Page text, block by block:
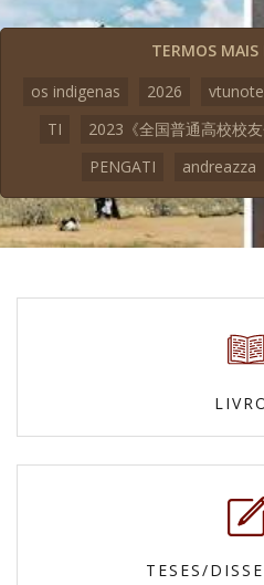
TERMOS MAIS
os indigenas
2026
TI
2023《全国普通高校校
PENGATI
andreazza
TESES/